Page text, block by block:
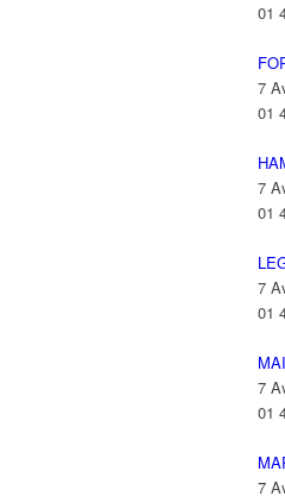
01
7
01
7
01
7
01
7
01
7